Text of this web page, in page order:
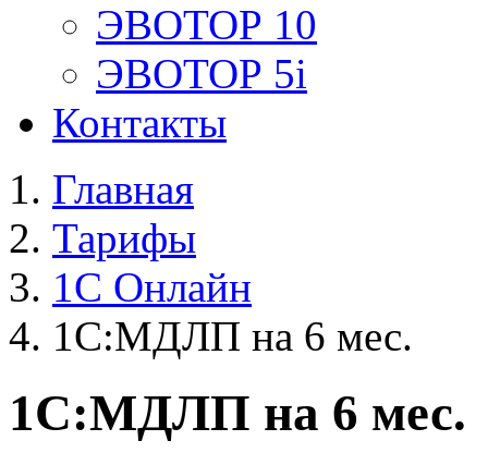
ЭВОТОР 10
ЭВОТОР 5i
Контакты
Главная
Тарифы
1С Онлайн
1С:МДЛП на 6 мес.
1С:МДЛП на 6 мес.